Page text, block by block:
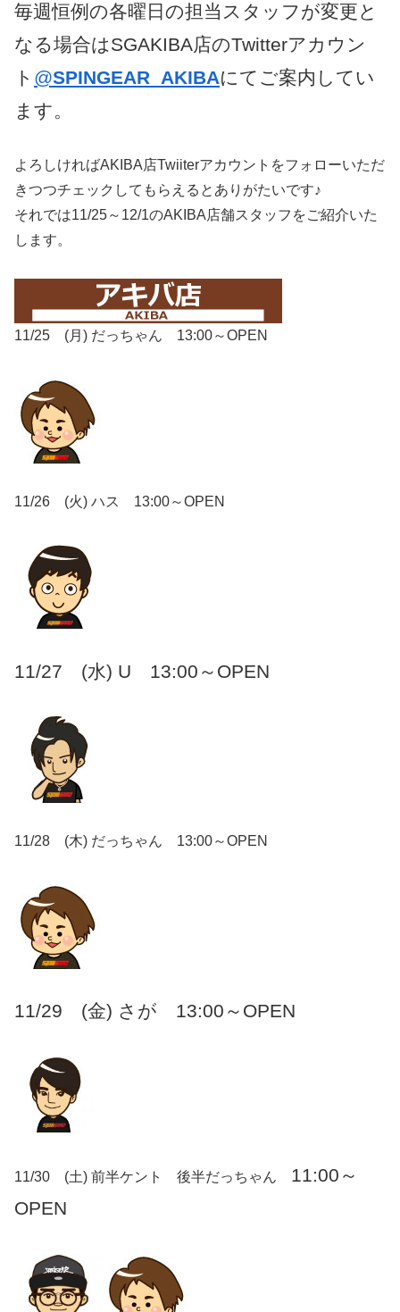
毎週恒例の各曜日の担当スタッフが変更と
なる場合はSGAKIBA店のTwitterアカウン
ト @SPINGEAR_AKIBAにてご案内してい
ます。
よろしければAKIBA店Twiiterアカウントをフォローいただ
きつつチェックしてもらえるとありがたいです♪
それでは11/25～12/1のAKIBA店舗スタッフをご紹介いた
します。
11/25 (月) だっちゃん 13:00～OPEN
11/26 (火) ハス 13:00～OPEN
11/27 (水) U 13:00～OPEN
11/28 (木) だっちゃん 13:00～OPEN
11/29 (金) さが 13:00～OPEN
11/30 (土) 前半ケント 後半だっちゃん 11:00～
OPEN